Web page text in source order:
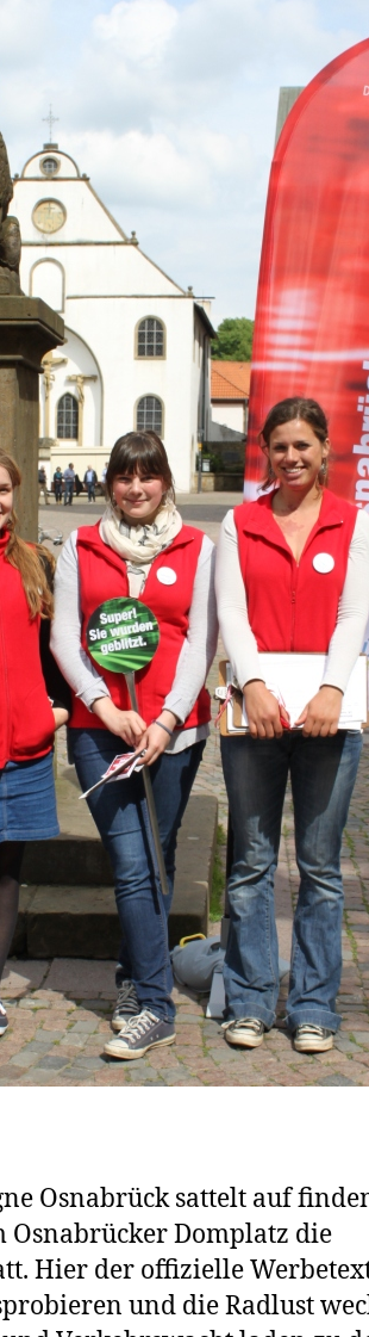
Osnabrück sattelt auf
Osnabrücker Domplatz die
Hier der offizielle
und die Radlust